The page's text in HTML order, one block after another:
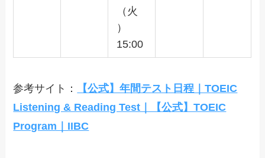
（火
）
15:00
参考サイト：
【公式】年間テスト日程｜TOEIC
Listening & Reading Test｜【公式】TOEIC
Program｜IIBC